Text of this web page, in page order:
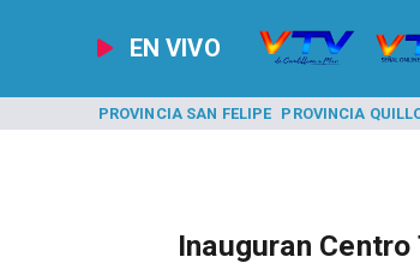
EN VIVO
PROVINCIA SAN FELIPE PROVINCIA
Inauguran